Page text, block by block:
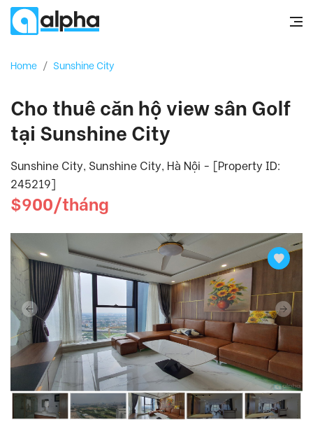
Home / Sunshine City
Cho thuê căn hộ view sân Golf
tại Sunshine City
Sunshine City, Sunshine City, Hà Nội - [Property ID:
245219]
$900/tháng